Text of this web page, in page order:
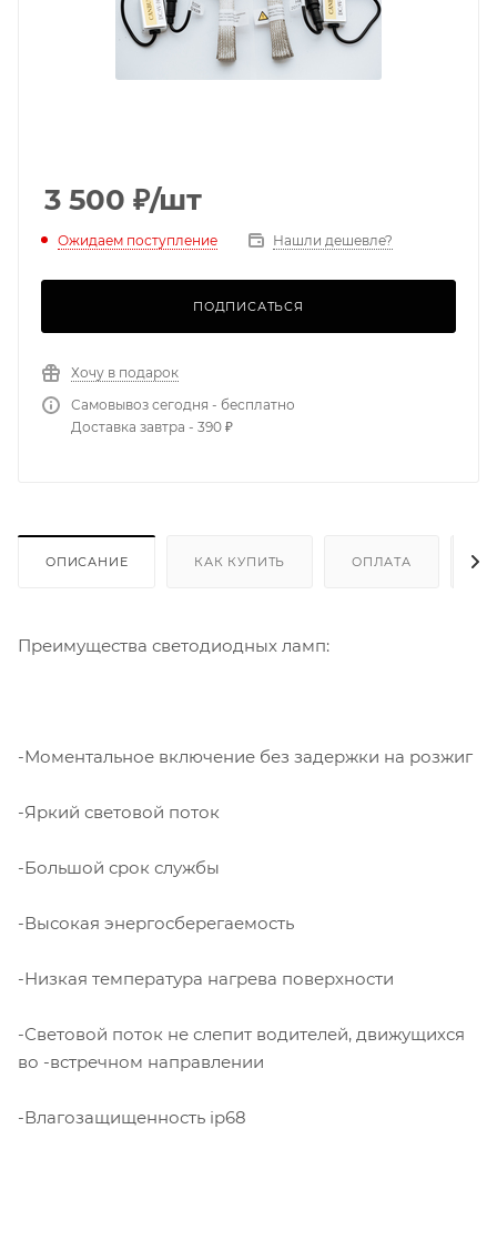
3 500 ₽/шт
Ожидаем поступление Нашли дешевле?
ПОДПИСАТЬСЯ
Хочу в подарок
Самовывоз сегодня - бесплатно
Доставка завтра - 390 ₽
ОПИСАНИЕ КАК КУПИТЬ ОПЛАТА
Преимущества светодиодных ламп:
-Моментальное включение без задержки на розжиг
-Яркий световой поток
-Большой срок службы
-Высокая энергосберегаемость
-Низкая температура нагрева поверхности
-Световой поток не слепит водителей, движущихся
во -встречном направлении
-Влагозащищенность ip68